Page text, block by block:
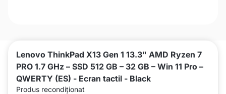
Lenovo ThinkPad X13 Gen 1 13.3" AMD Ryzen 7
PRO 1.7 GHz – SSD 512 GB – 32 GB – Win 11 Pro –
QWERTY (ES) - Ecran tactil - Black
Produs recondiționat